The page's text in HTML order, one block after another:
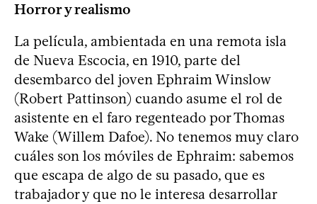
Horror y realismo
La película, ambientada en una remota isla
de Nueva Escocia, en 1910, parte del
desembarco del joven Ephraim Winslow
(Robert Pattinson) cuando asume el rol de
asistente en el faro regenteado por Thomas
Wake (Willem Dafoe). No tenemos muy claro
cuáles son los móviles de Ephraim: sabemos
que escapa de algo de su pasado, que es
trabajador y que no le interesa desarrollar